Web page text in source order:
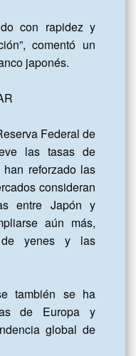
con rapidez y
comentó un
japonés.
Federal de
las tasas de
reforzado las
consideran
entre Japón y
aún más,
de yenes y las
también se ha
de Europa y
global de